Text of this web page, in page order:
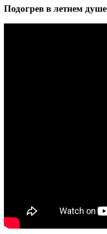
Подогрев в летнем душе